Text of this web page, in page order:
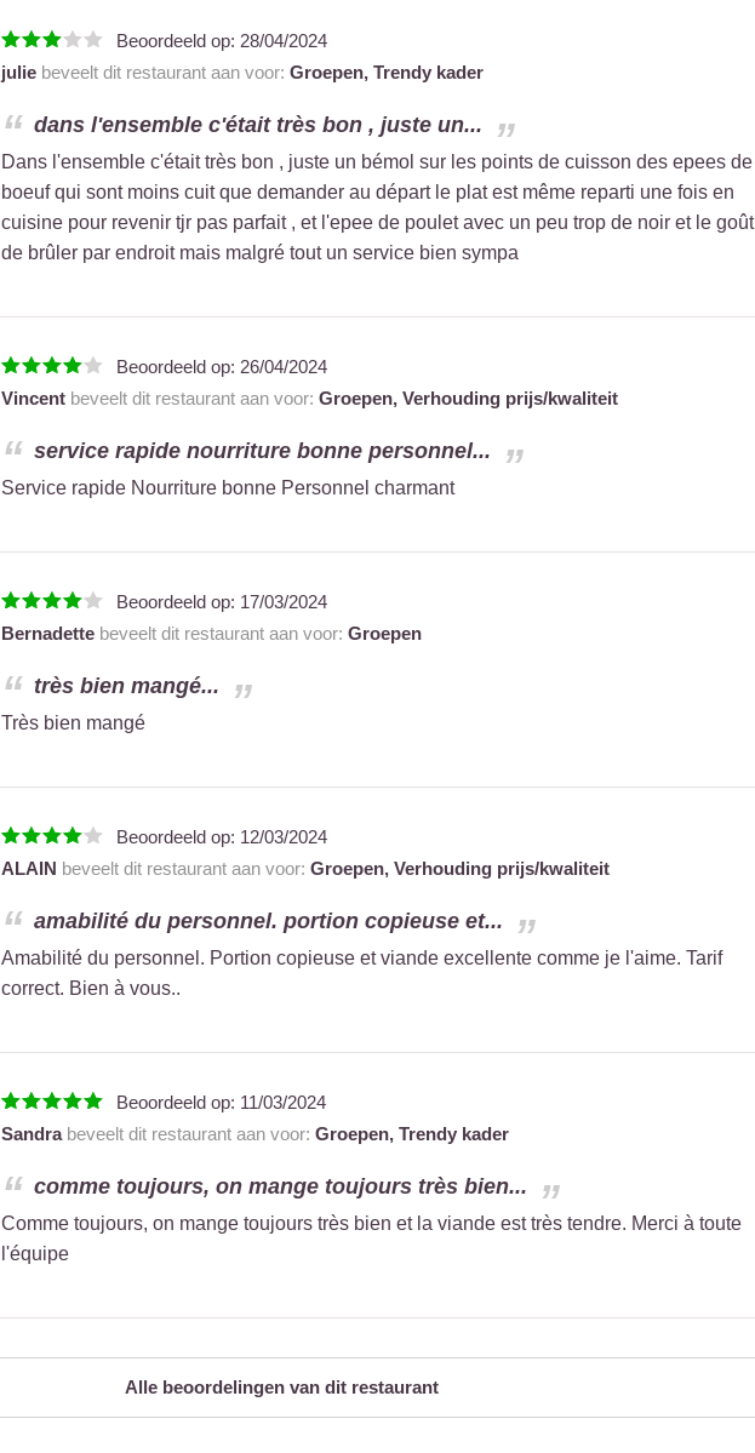
Beoordeeld op: 28/04/2024
juliebeveelt dit restaurant aan voor: Groepen, Trendy kader
dans l'ensemble c'était très bon , juste un...
Dans l'ensemble c'était très bon , juste un bémol sur les points de cuisson des epees de
boeuf qui sont moins cuit que demander au départ le plat est même reparti une fois en
cuisine pour revenir tjr pas parfait , et l'epee de poulet avec un peu trop de noir et le goût
de brûler par endroit mais malgré tout un service bien sympa
Beoordeeld op: 26/04/2024
Vincentbeveelt dit restaurant aan voor: Groepen, Verhouding prijs/kwaliteit
service rapide nourriture bonne personnel...
Service rapide Nourriture bonne Personnel charmant
Beoordeeld op: 17/03/2024
Bernadettebeveelt dit restaurant aan voor: Groepen
très bien mangé...
Très bien mangé
Beoordeeld op: 12/03/2024
ALAIN beveelt dit restaurant aan voor: Groepen, Verhouding prijs/kwaliteit
amabilité du personnel. portion copieuse et...
Amabilité du personnel. Portion copieuse et viande excellente comme je l'aime. Tarif
correct. Bien à vous..
Beoordeeld op: 11/03/2024
Sandrabeveelt dit restaurant aan voor: Groepen, Trendy kader
comme toujours, on mange toujours très bien...
Comme toujours, on mange toujours très bien et la viande est très tendre. Merci à toute
l'équipe
Alle beoordelingen van dit restaurant